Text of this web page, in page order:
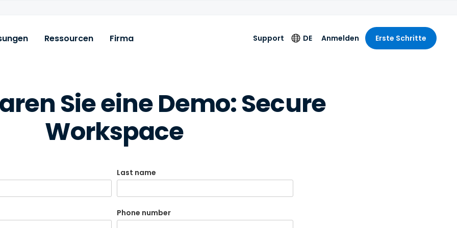
Dritte
Ressourcen
Blog
Fallstudien
Vergleiche
Downloads
Alle Ressourcen anzeigen
Firma Support DE
English
Nederlands
Português
简体中文
Anmelden Erste Schritte
Sie eine Demo: Secure
Workspace
Last name
Phone number